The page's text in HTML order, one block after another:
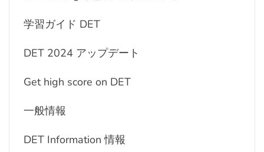
学習ガイド DET
DET 2024 アップデート
Get high score on DET
一般情報
DET Information 情報